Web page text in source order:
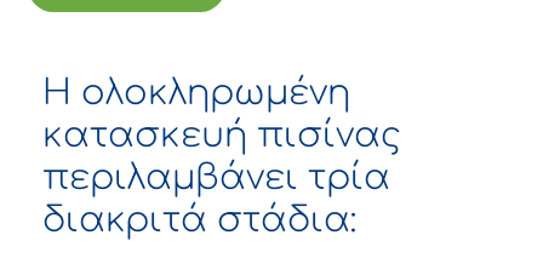
Η ολοκληρωμένη
κατασκευή πισίνας
περιλαμβάνει τρία
διακριτά στάδια: